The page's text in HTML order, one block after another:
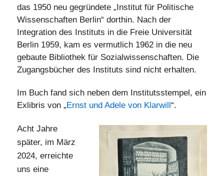
das 1950 neu gegründete „Institut für Politische
Wissenschaften Berlin“ dorthin. Nach der
Integration des Instituts in die Freie Universität
Berlin 1959, kam es vermutlich 1962 in die neu
gebaute Bibliothek für Sozialwissenschaften. Die
Zugangsbücher des Instituts sind nicht erhalten.
Im Buch fand sich neben dem Institutsstempel, ein
Exlibris von „Ernst und Adele von Klarwill“.
Acht Jahre
später, im März
2024, erreichte
uns eine